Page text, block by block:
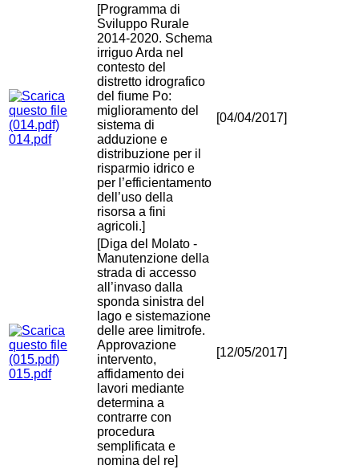
014.pdf
[Programma di
Sviluppo Rurale
2014-2020. Schema
irriguo Arda nel
contesto del
distretto idrografico
del fiume Po:
miglioramento del
sistema di
adduzione e
distribuzione per il
risparmio idrico e
per l’efficientamento
dell’uso della
risorsa a fini
agricoli.]
[04/04/2017]
015.pdf
[Diga del Molato -
Manutenzione della
strada di accesso
all’invaso dalla
sponda sinistra del
lago e sistemazione
delle aree limitrofe.
Approvazione
intervento,
affidamento dei
lavori mediante
determina a
contrarre con
procedura
semplificata e
nomina del re]
[12/05/2017]